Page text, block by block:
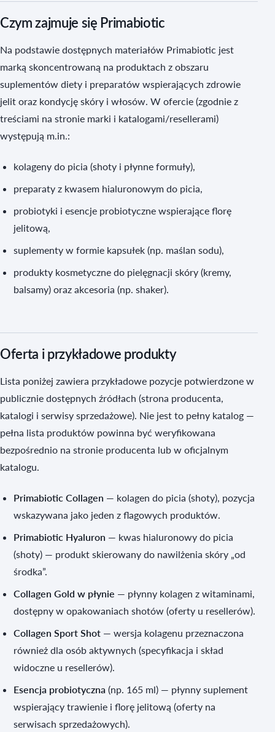
Czym zajmuje się Primabiotic
Na podstawie dostępnych materiałów Primabiotic jest
marką skoncentrowaną na produktach z obszaru
suplementów diety i preparatów wspierających zdrowie
jelit oraz kondycję skóry i włosów. W ofercie (zgodnie z
treściami na stronie marki i katalogami/resellerami)
występują m.in.:
kolageny do picia (shoty i płynne formuły),
preparaty z kwasem hialuronowym do picia,
probiotyki i esencje probiotyczne wspierające florę
jelitową,
suplementy w formie kapsułek (np. maślan sodu),
produkty kosmetyczne do pielęgnacji skóry (kremy,
balsamy) oraz akcesoria (np. shaker).
Oferta i przykładowe produkty
Lista poniżej zawiera przykładowe pozycje potwierdzone w
publicznie dostępnych źródłach (strona producenta,
katalogi i serwisy sprzedażowe). Nie jest to pełny katalog —
pełna lista produktów powinna być weryfikowana
bezpośrednio na stronie producenta lub w oficjalnym
katalogu.
Primabiotic Collagen — kolagen do picia (shoty), pozycja
wskazywana jako jeden z flagowych produktów.
Primabiotic Hyaluron — kwas hialuronowy do picia
(shoty) — produkt skierowany do nawilżenia skóry „od
środka”.
Collagen Gold w płynie — płynny kolagen z witaminami,
dostępny w opakowaniach shotów (oferty u resellerów).
Collagen Sport Shot — wersja kolagenu przeznaczona
również dla osób aktywnych (specyfikacja i skład
widoczne u resellerów).
Esencja probiotyczna (np. 165 ml) — płynny suplement
wspierający trawienie i florę jelitową (oferty na
serwisach sprzedażowych).